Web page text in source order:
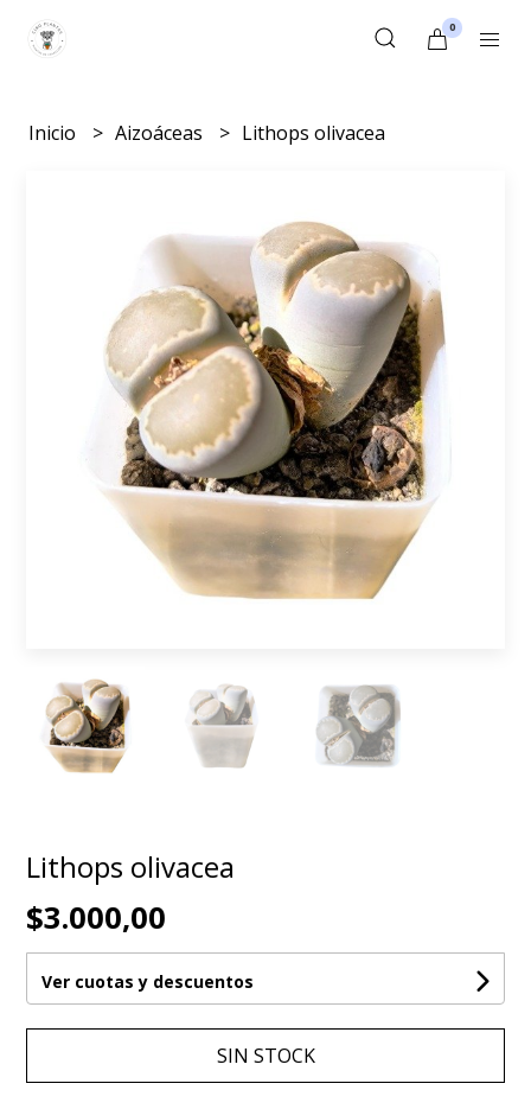
0
Inicio Aizoáceas Lithops olivacea
Lithops olivacea
$3.000,00
Ver cuotas y descuentos
SIN STOCK